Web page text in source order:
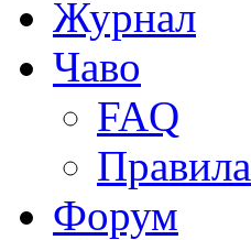
Журнал
Чаво
FAQ
Правила
Форум